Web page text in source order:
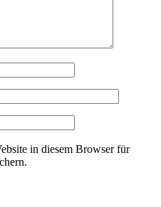
in diesem Browser für